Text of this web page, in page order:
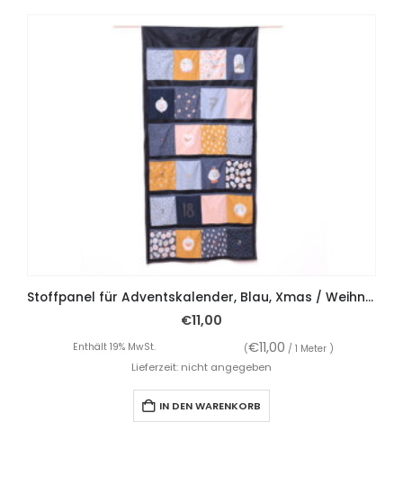
Stoffpanel für Adventskalender, Blau, Xmas / Weihnachten
€11,00
Enthält 19% MwSt. (€11,00 / 1 Meter )
Lieferzeit: nicht angegeben
IN DEN WARENKORB